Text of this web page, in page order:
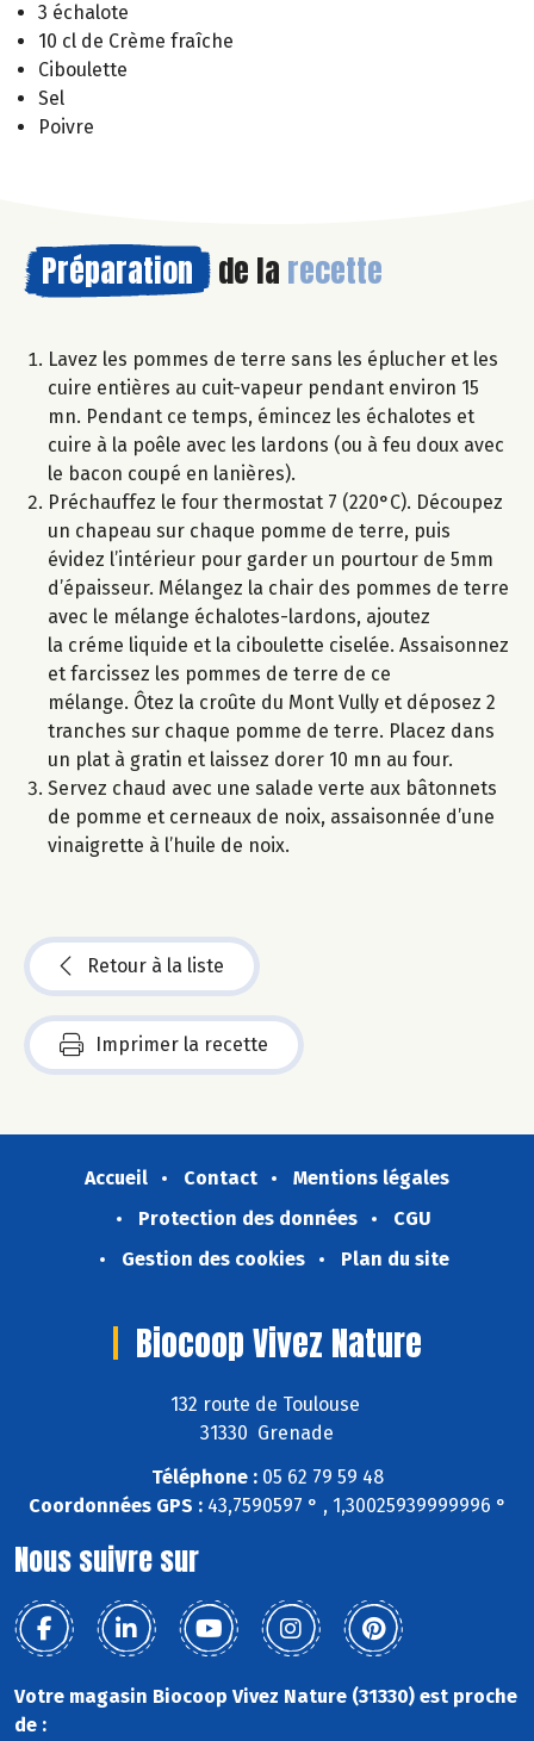
3 échalote
10 cl de Crème fraîche
Ciboulette
Sel
Poivre
Préparation de la recette
Lavez les pommes de terre sans les éplucher et les
cuire entières au cuit-vapeur pendant environ 15
mn. Pendant ce temps, émincez les échalotes et
cuire à la poêle avec les lardons (ou à feu doux avec
le bacon coupé en lanières).
Préchauffez le four thermostat 7 (220°C). Découpez
un chapeau sur chaque pomme de terre, puis
évidez l’intérieur pour garder un pourtour de 5mm
d’épaisseur. Mélangez la chair des pommes de terre
avec le mélange échalotes-lardons, ajoutez
la créme liquide et la ciboulette ciselée. Assaisonnez
et farcissez les pommes de terre de ce
mélange. Ôtez la croûte du Mont Vully et déposez 2
tranches sur chaque pomme de terre. Placez dans
un plat à gratin et laissez dorer 10 mn au four.
Servez chaud avec une salade verte aux bâtonnets
de pomme et cerneaux de noix, assaisonnée d’une
vinaigrette à l’huile de noix.
Retour à la liste
Imprimer la recette
Accueil Contact
Mentions légales
Protection des données
CGU
Gestion des cookies
Plan du site
Biocoop Vivez Nature
132 route de Toulouse
31330 Grenade
Téléphone :05 62 79 59 48
Coordonnées GPS :43,7590597 ° , 1,30025939999996 °
Nous suivre sur
Votre magasin Biocoop Vivez Nature (31330) est proche
de :